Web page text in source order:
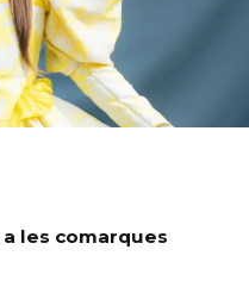
a les comarques